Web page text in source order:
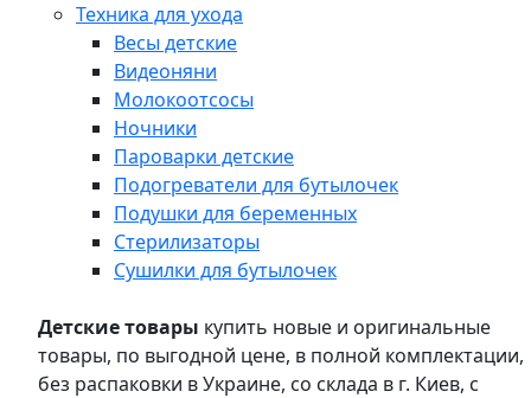
Техника для ухода
Весы детские
Видеоняни
Молокоотсосы
Ночники
Пароварки детские
Подогреватели для бутылочек
Подушки для беременных
Стерилизаторы
Сушилки для бутылочек
Детские товары купить новые и оригинальные
товары, по выгодной цене, в полной комплектации,
без распаковки в Украине, со склада в г. Киев, с